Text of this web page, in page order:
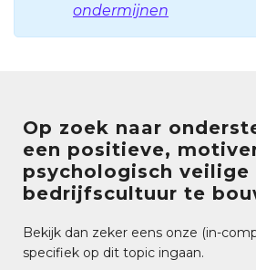
ondermijnen
Op zoek naar
een positieve,
psychologisch veilige
bedrijfscultuur te
Bekijk dan zeker eens onze (in-
specifiek op dit topic ingaan.